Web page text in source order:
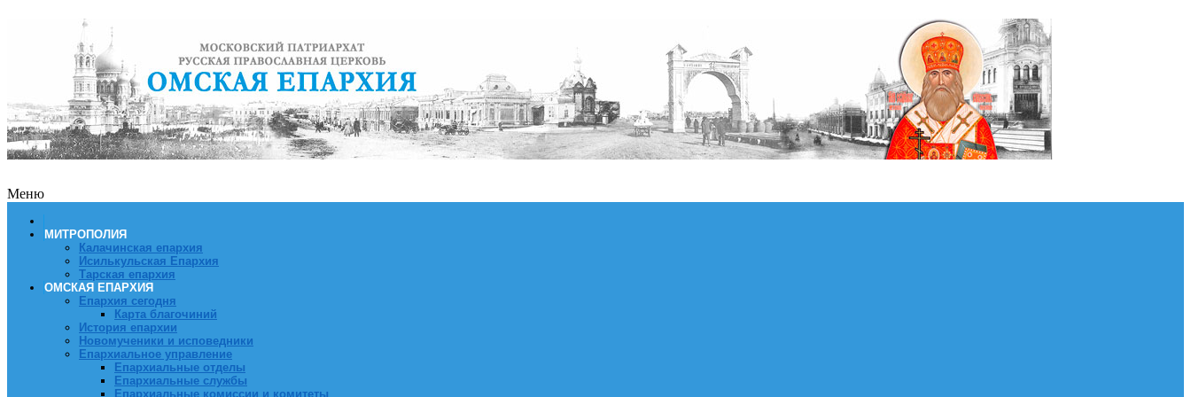
Меню
МИТРОПОЛИЯ
Калачинская епархия
Исилькульская Епархия
Тарская епархия
ОМСКАЯ ЕПАРХИЯ
Епархия сегодня
Карта благочиний
История епархии
Новомученики и исповедники
Епархиальное управление
Епархиальные отделы
Епархиальные службы
Епархиальные комиссии и комитеты